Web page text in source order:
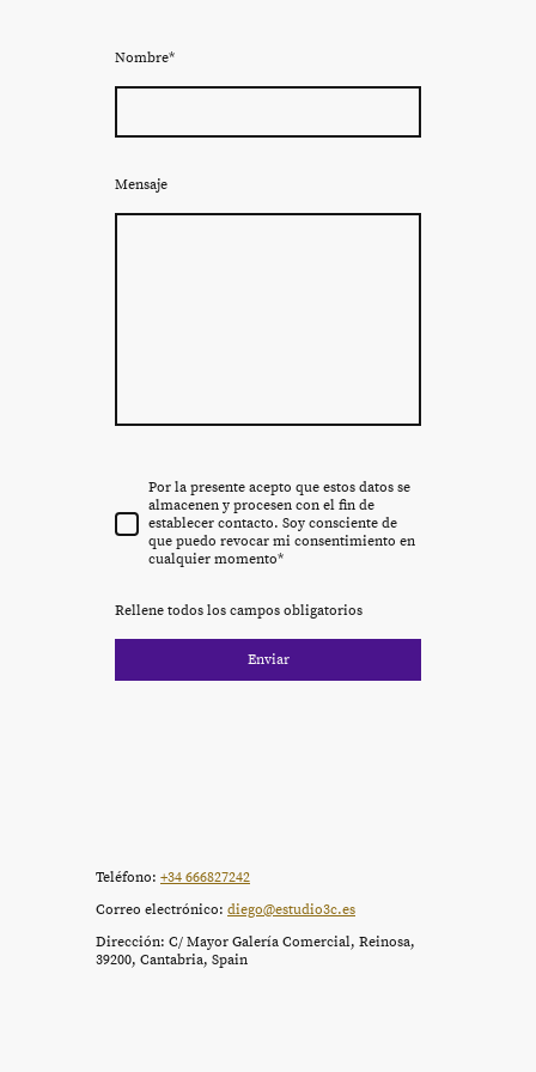
Nombre*
Mensaje
Por la presente acepto que estos datos se
almacenen y procesen con el fin de
establecer contacto. Soy consciente de
que puedo revocar mi consentimiento en
cualquier momento*
Rellene todos los campos obligatorios
Enviar
Teléfono: +34 666827242
Correo electrónico: diego@estudio3c.es
Dirección: C/ Mayor Galería Comercial, Reinosa,
39200, Cantabria, Spain